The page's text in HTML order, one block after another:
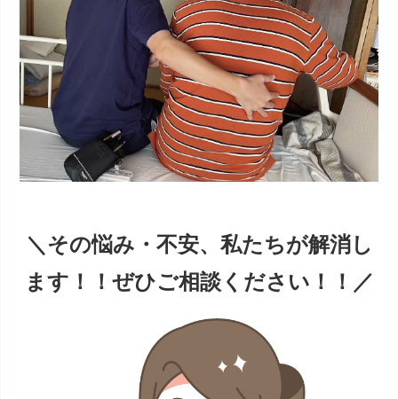
＼その悩み・不安、 私たちが解消し
ます！！ ぜひご相談ください！！／